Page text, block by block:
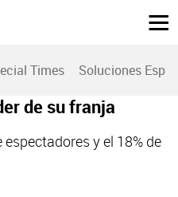
Times Soluciones
de su franja
y el 18% de